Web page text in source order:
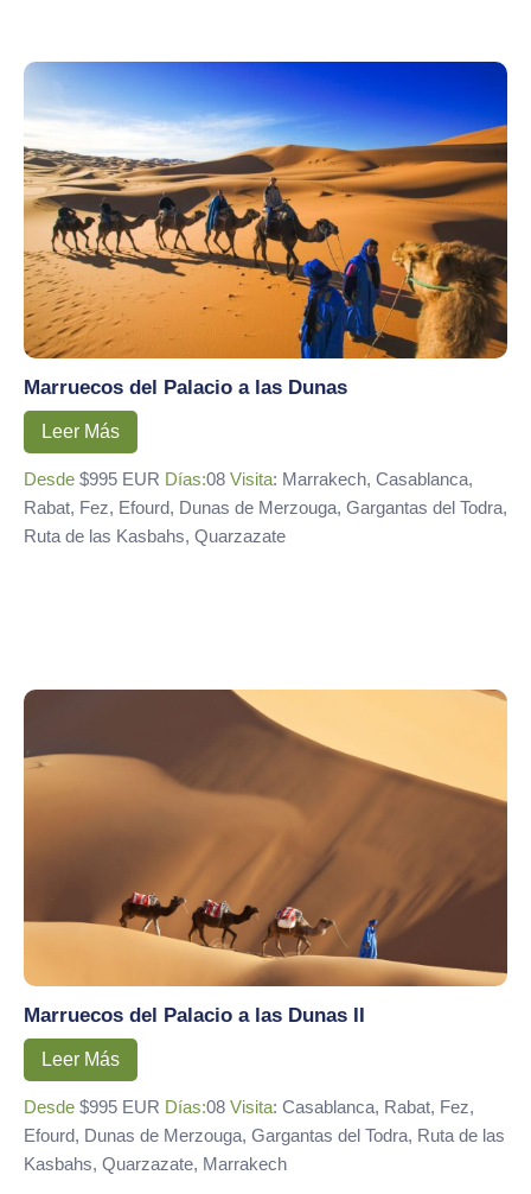
Marruecos del Palacio a las Dunas
Leer Más
Desde $995 EUR Días:08 Visita: Marrakech, Casablanca,
Rabat, Fez, Efourd, Dunas de Merzouga, Gargantas del Todra,
Ruta de las Kasbahs, Quarzazate
Marruecos del Palacio a las Dunas II
Leer Más
Desde $995 EUR Días:08 Visita: Casablanca, Rabat, Fez,
Efourd, Dunas de Merzouga, Gargantas del Todra, Ruta de las
Kasbahs, Quarzazate, Marrakech